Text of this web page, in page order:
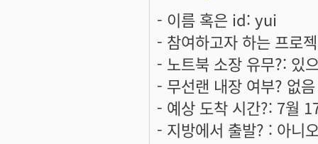
- 이름 혹은 id: yui
- 참여하고자 하는 프
- 노트북 소장 유무?: 있
- 무선랜 내장 여부? 없음
- 예상 도착 시간?: 7월
- 지방에서 출발? : 아니